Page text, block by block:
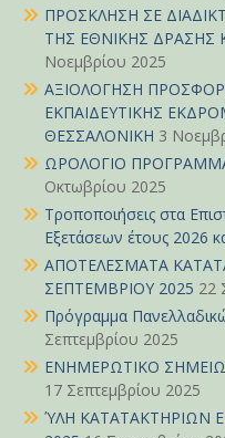
ΠΡΟΣΚΛΗΣΗ ΣΕ
ΤΗΣ ΕΘΝΙΚΗΣ ΔΡΑΣΗΣ
Νοεμβρίου 2025
ΑΞΙΟΛΟΓΗΣΗ
ΕΚΠΑΙΔΕΥΤΙΚΗΣ
ΘΕΣΣΑΛΟΝΙΚΗ 3
ΩΡΟΛΟΓΙΟ
Οκτωβρίου 2025
Τροποποιήσεις στα
Εξετάσεων έτους 2026
ΑΠΟΤΕΛΕΣΜΑΤΑ
ΣΕΠΤΕΜΒΡΙΟΥ 2025 22
Πρόγραμμα
Σεπτεμβρίου 2025
ΕΝΗΜΕΡΩΤΙΚΟ
17 Σεπτεμβρίου 2025
ΎΛΗ ΚΑΤΑΤΑΚΤΗΡΙΩΝ